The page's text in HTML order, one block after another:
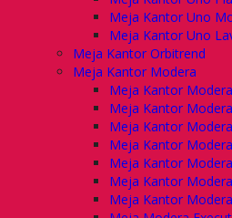
Meja Kantor Uno
Meja Kantor Uno
Meja Kantor Orbitrend
Meja Kantor Modera
Meja Kantor
Meja Kantor
Meja Kantor
Meja Kantor
Meja Kantor
Meja Kantor
Meja Kantor